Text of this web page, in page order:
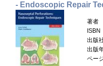
- Endoscopic Repair
著者
ISBN
出版
出版
ペー